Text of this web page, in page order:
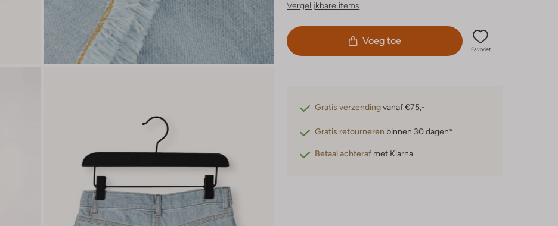
Vergelijkbare items
Voeg toe
Favoriet
Gratis verzendingvanaf €75,-
Gratis retourneren binnen 30 dagen*
Betaal achteraf met Klarna